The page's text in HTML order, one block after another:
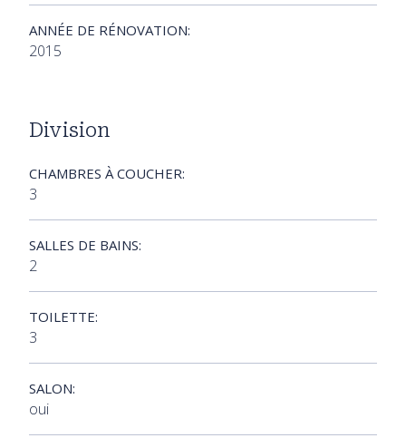
ANNÉE DE RÉNOVATION:
2015
Division
CHAMBRES À COUCHER:
3
SALLES DE BAINS:
2
TOILETTE:
3
SALON:
oui